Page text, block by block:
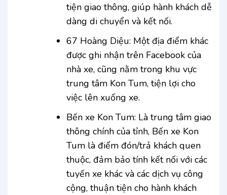
tiện giao thông, giúp hành khách dễ
dàng di chuyển và kết nối.
67 Hoàng Diệu: Một địa điểm khác
được ghi nhận trên Facebook của
nhà xe, cũng nằm trong khu vực
trung tâm Kon Tum, tiện lợi cho
việc lên xuống xe.
Bến xe Kon Tum: Là trung tâm giao
thông chính của tỉnh, Bến xe Kon
Tum là điểm đón/trả khách quen
thuộc, đảm bảo tính kết nối với các
tuyến xe khác và các dịch vụ công
cộng, thuận tiện cho hành khách